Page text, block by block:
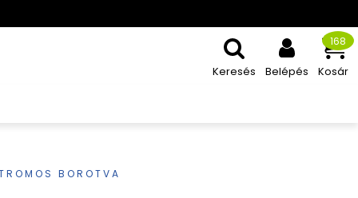
Keresés Belépés Kosár
168
BOROTVA